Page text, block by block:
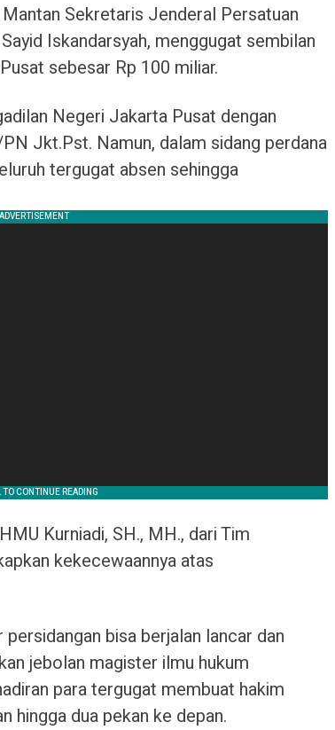
Mantan Sekretaris Jenderal Persatuan
Iskandarsyah, menggugat sembilan
sebesar Rp 100 miliar.
Negeri Jakarta Pusat dengan
Jkt.Pst. Namun, dalam sidang perdana
tergugat absen sehingga
Kurniadi, SH., MH., dari Tim
kekecewaannya atas
bisa berjalan lancar dan
jebolan magister ilmu hukum
para tergugat membuat hakim
hingga dua pekan ke depan.